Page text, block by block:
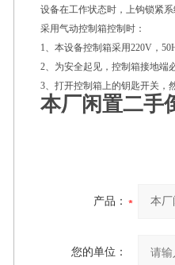
设备在工作状态时，上钩锁紧
采用气动控制箱控制时：
1、本设备控制箱采用220V，
2、为安全起见，控制箱接地端
3、打开控制箱上的钥匙开关，
本厂闲置二手
产品：
您的单位：